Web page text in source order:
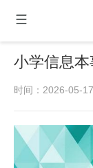
小学信息
时间：2026-05-